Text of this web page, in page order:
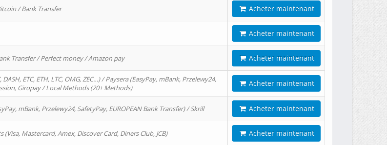
/ Bank Transfer Acheter maintenant
Acheter maintenant
Transfer / Perfect money / Amazon pay Acheter maintenant
ETC, ETH, LTC, OMG, ZEC…) / Paysera (EasyPay, mBank, Przelewy24,
Giropay / Local Methods (20+ Methods)
Acheter maintenant
mBank, Przelewy24, SafetyPay, EUROPEAN Bank Transfer) / Skrill Acheter maintenant
Mastercard, Amex, Discover Card, Diners Club, JCB) Acheter maintenant